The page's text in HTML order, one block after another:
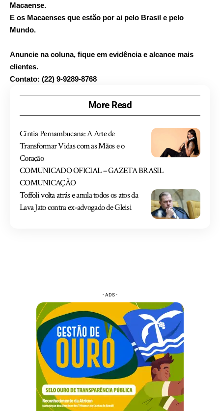
Macaense.
E os Macaenses que estão por ai pelo Brasil e pelo
Mundo.
Anuncie na coluna, fique em evidência e alcance mais
clientes.
Contato: (22) 9-9289-8768
More Read
Cíntia Pernambucana: A Arte de
Transformar Vidas com as Mãos e o
Coração
COMUNICADO OFICIAL – GAZETA BRASIL
COMUNICAÇÃO
Toffoli volta atrás e anula todos os atos da
Lava Jato contra ex-advogado de Gleisi
- ADS -